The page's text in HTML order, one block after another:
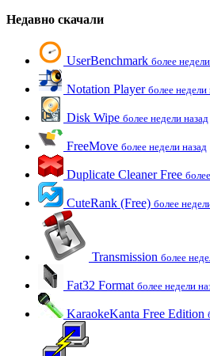
Недавно скачали
UserBenchmark более
Notation Player более недели
Disk Wipe более недели назад
FreeMove более недели назад
Duplicate Cleaner Free
CuteRank (Free) более
Transmission более
Fat32 Format более недели
KaraokeKanta Free Edition